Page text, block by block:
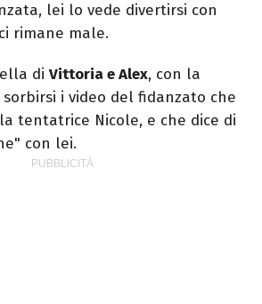
lei lo vede divertirsi con
rimane male.
di Vittoria e Alex, con la
sorbirsi i video del fidanzato che
tentatrice Nicole, e che dice di
con lei.